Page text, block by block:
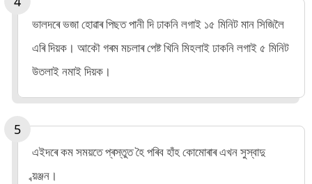
ভালদৰে ভজা হোৱাৰ পিছত পানী দি ঢাকনি লগাই ১৫ মিনিট মান সিজিলৈ
এৰি দিয়ক। আকৌ গৰম মচলাৰ পেষ্ট খিনি মিহলাই ঢাকনি লগাই ৫ মিনিট
উতলাই নমাই দিয়ক।
এইদৰে কম সময়তে প্ৰস্তুত হৈ পৰিব হাঁহ কোমোৰাৰ এখন সুস্বাদু
ব্য়ঞ্জন।